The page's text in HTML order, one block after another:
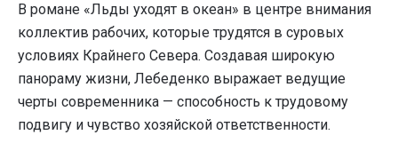
В романе «Льды уходят в океан» в центре внимания
коллектив рабочих, которые трудятся в суровых
условиях Крайнего Севера. Создавая широкую
панораму жизни, Лебеденко выражает ведущие
черты современника — способность к трудовому
подвигу и чувство хозяйской ответственности.